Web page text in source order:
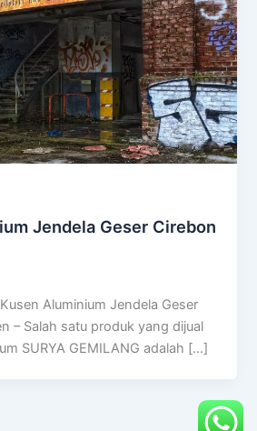
Jendela Geser Cirebon
Aluminium Jendela Geser
– Salah satu produk yang dijual
SURYA GEMILANG adalah […]